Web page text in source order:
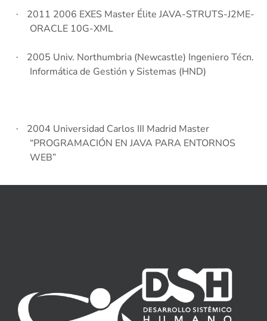
·
2011 2006 EXES Master Élite JAVA-STRUTS-J2ME-
ORACLE 10G-XML
· 2005 Univ. Northumbria (Newcastle) Ingeniero Técn.
Informática de Gestión y Sistemas (HND)
·
2004 Universidad Carlos III Madrid Master
“PROGRAMACIÓN EN JAVA PARA ENTORNOS
WEB”